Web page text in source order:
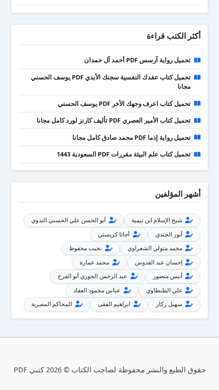
أكثر الكتب قراءة
تحميل رواية آرسس PDF أحمد آل حمدان
تحميل كتاب عقدك النفسية سجنك الأبدي PDF يوسف الحسني
مجانا
تحميل كتاب اعرف وجهك الأخر PDF يوسف الحسني
تحميل كتاب الأمير العصري PDF تأليف كارنز لورد كامل مجانا
تحميل رواية إذما PDF محمد صادق كامل مجانا
تحميل كتاب علم البيئة مقررات PDF السعودية 1443
أشهر المؤلفين
شيخ الإسلام ابن تيمية
أبو الحسن علي الحسني الندوي
أنور الجندي
أجاثا كريستي
محمد متولي الشعراوي
نجيب محفوظ
إحسان عبد القدوس
محمد عمارة
أنيس منصور
عبد الرحمن الجوزي أبو الفرج
علي الطنطاوي
عباس محمود العقاد
سهيل زكار
ابراهيم الفقى المحاكم المصرية
حقوق الطبع والنشر محفوظة لصاحب الكتاب © 2026 كتبي PDF